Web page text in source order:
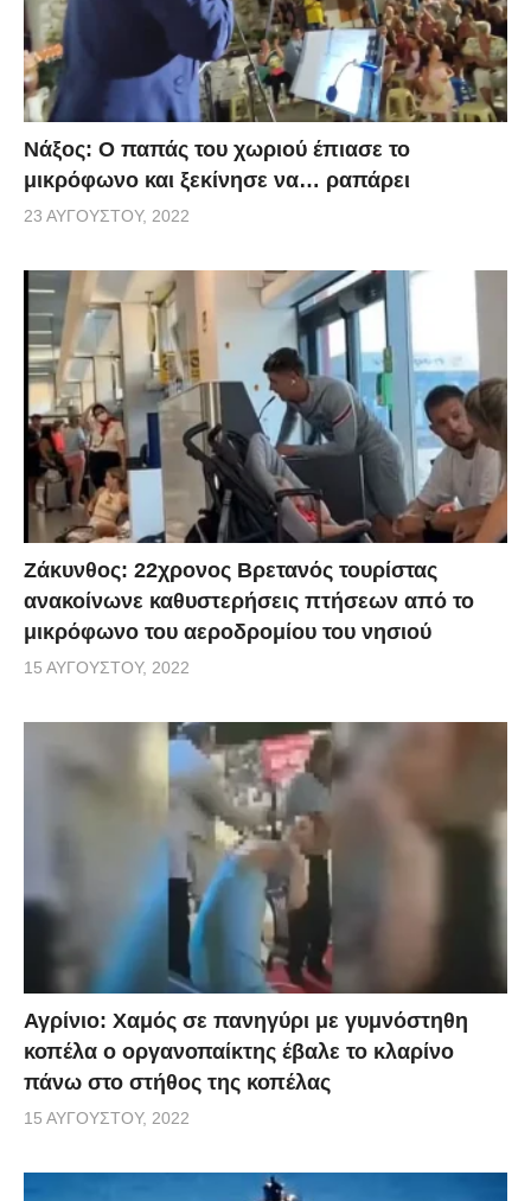
Νάξος: Ο παπάς του χωριού έπιασε το
μικρόφωνο και ξεκίνησε να… ραπάρει
23 ΑΥΓΟΎΣΤΟΥ, 2022
Ζάκυνθος: 22χρονος Βρετανός τουρίστας
ανακοίνωνε καθυστερήσεις πτήσεων από το
μικρόφωνο του αεροδρομίου του νησιού
15 ΑΥΓΟΎΣΤΟΥ, 2022
Αγρίνιο: Χαμός σε πανηγύρι με γυμνόστηθη
κοπέλα ο οργανοπαίκτης έβαλε το κλαρίνο
πάνω στο στήθος της κοπέλας
15 ΑΥΓΟΎΣΤΟΥ, 2022